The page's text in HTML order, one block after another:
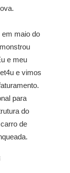
maio do
e meu
e vimos
para
do
de